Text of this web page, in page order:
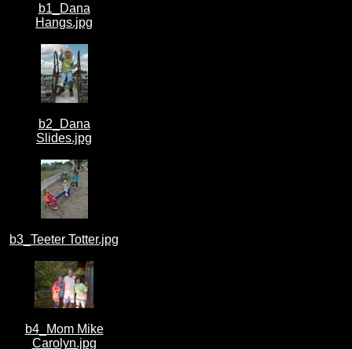
b1_Dana
Hangs.jpg
b2_Dana
Slides.jpg
b3_Teeter Totter.jpg
b4_Mom Mike
Carolyn.jpg